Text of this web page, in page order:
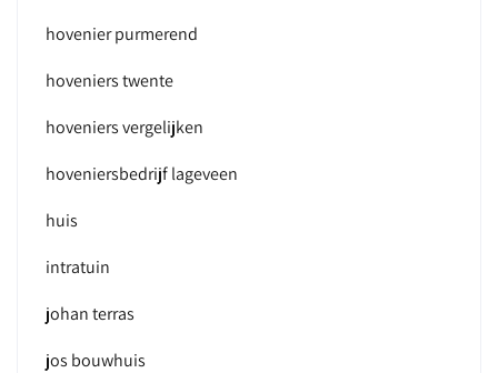
hovenier purmerend
hoveniers twente
hoveniers vergelijken
hoveniersbedrijf lageveen
huis
intratuin
johan terras
jos bouwhuis